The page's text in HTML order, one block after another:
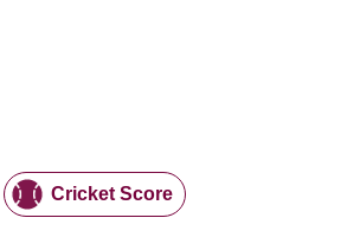
Cricket Score